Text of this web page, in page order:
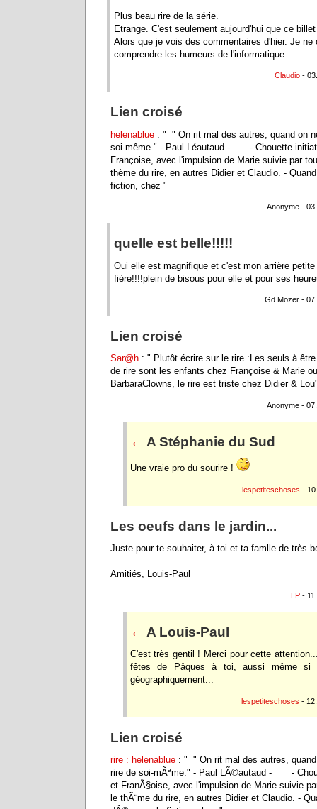
Plus beau rire de la série.
Etrange. C'est seulement aujourd'hui que ce
Alors que je vois des commentaires d'hier. Je ne
comprendre les humeurs de l'informatique.
Claudio -
Lien croisé
helenablue : " " On rit mal des autres, quand on
soi-même." - Paul Léautaud - - Chouette
Françoise, avec l'impulsion de Marie suivie par
thème du rire, en autres Didier et Claudio. -
fiction, chez "
Anonyme -
quelle est belle!!!!!
Oui elle est magnifique et c'est mon arrière
fière!!!!plein de bisous pour elle et pour ses
Gd Mozer -
Lien croisé
Sar@h : " Plutôt écrire sur le rire :Les seuls à
de rire sont les enfants chez Françoise & Marie
BarbaraClowns, le rire est triste chez Didier &
Anonyme -
← A Stéphanie du Sud
Une vraie pro du sourire !
lespetiteschoses -
Les oeufs dans le jardin...
Juste pour te souhaiter, à toi et ta famlle de très
Amitiés, Louis-Paul
LP -
← A Louis-Paul
C'est très gentil ! Merci pour cette
fêtes de Pâques à toi, aussi même si
géographiquement...
lespetiteschoses -
Lien croisé
rire : helenablue : " " On rit mal des autres,
rire de soi-mÃªme." - Paul LÃ©autaud - -
et FranÃ§oise, avec l'impulsion de Marie suivie
le thÃ¨me du rire, en autres Didier et Claudio. -